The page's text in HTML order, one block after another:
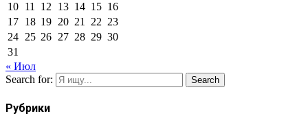
10 11 12 13 14 15 16
17 18 19 20 21 22 23
24 25 26 27 28 29 30
31
« Июл
Search for:
Search
Рубрики